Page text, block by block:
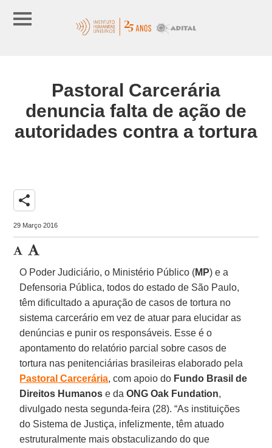
Pastoral Carcerária
denuncia falta de ação de
autoridades contra a tortura
share
29 Março 2016
O Poder Judiciário, o Ministério Público (MP) e a
Defensoria Pública, todos do estado de São Paulo,
têm dificultado a apuração de casos de tortura no
sistema carcerário em vez de atuar para elucidar as
denúncias e punir os responsáveis. Esse é o
apontamento do relatório parcial sobre casos de
tortura nas penitenciárias brasileiras elaborado pela
Pastoral Carcerária, com apoio do Fundo Brasil de
Direitos Humanos e daONG Oak Fundation,
divulgado nesta segunda-feira (28). “As instituições
do Sistema de Justiça, infelizmente, têm atuado
estruturalmente mais obstaculizando do que